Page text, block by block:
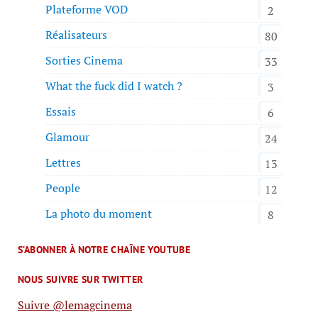
Plateforme VOD
2
Réalisateurs
80
Sorties Cinema
33
What the fuck did I watch ?
3
Essais
6
Glamour
24
Lettres
13
People
12
La photo du moment
8
S’ABONNER À NOTRE CHAÎNE YOUTUBE
NOUS SUIVRE SUR TWITTER
Suivre @lemagcinema